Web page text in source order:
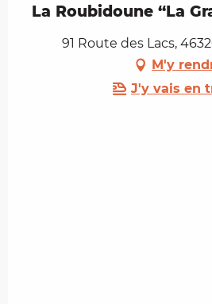
La Roubidoune “La
91 Route des Lacs,
M'y
J'y vais en